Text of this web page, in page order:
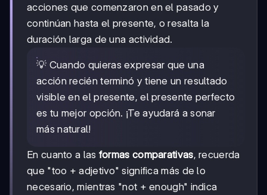
acciones que comenzaron en el pasado y
continúan hasta el presente, o resalta la
duración larga de una actividad.
💡 Cuando quieras expresar que una
acción recién terminó y tiene un resultado
visible en el presente, el presente perfecto
es tu mejor opción. ¡Te ayudará a sonar
más natural!
En cuanto a las formas comparativas, recuerda
que "too + adjetivo" significa más de lo
necesario, mientras "not + enough" indica